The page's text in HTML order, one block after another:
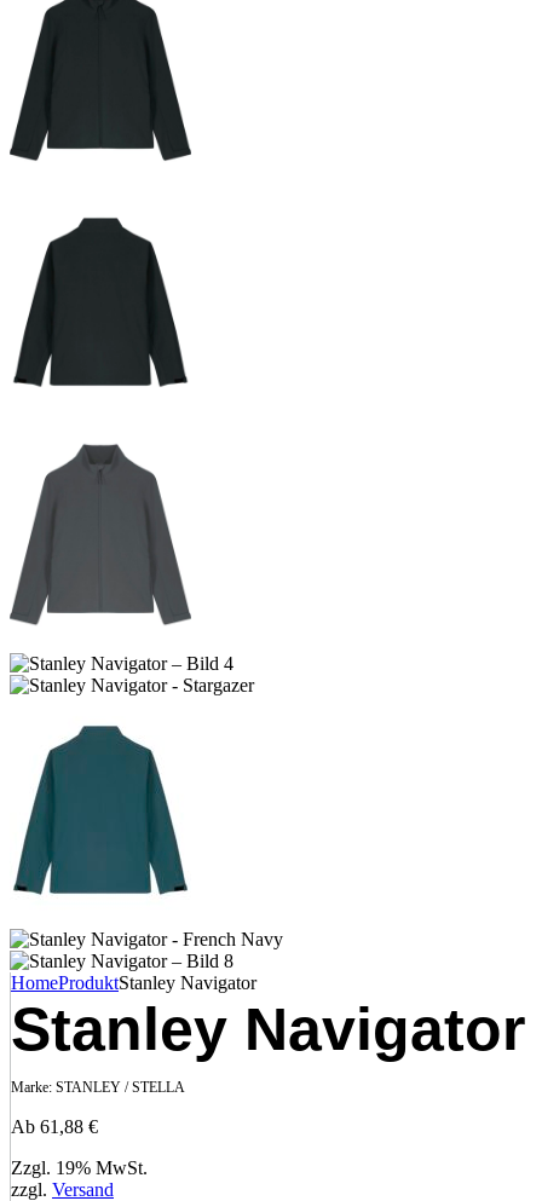
HomeProduktStanley Navigator
Stanley Navigator
Marke: STANLEY / STELLA
Ab 61,88 €
Zzgl. 19% MwSt.
zzgl. Versand